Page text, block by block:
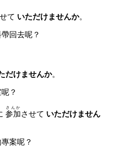
て いただけませんか。
回去呢？
だけませんか。
？
参加
さんか
させて いただけません
案呢？